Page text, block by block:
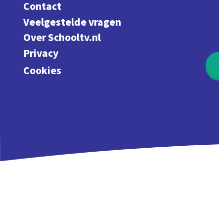
Contact
Veelgestelde vragen
Over Schooltv.nl
Privacy
Cookies